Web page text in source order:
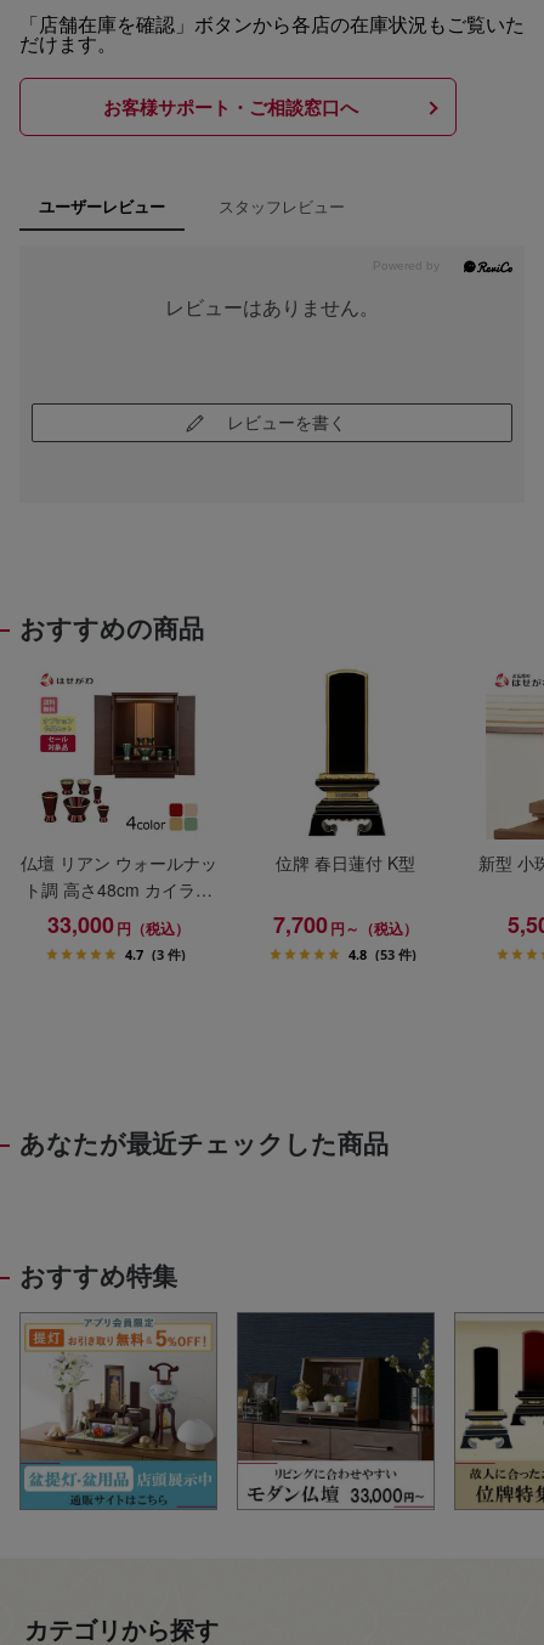
「店舗在庫を確認」ボタンから各店の在庫状況もご覧いた
だけます。
お客様サポート・ご相談窓口へ
ユーザーレビュー スタッフレビュー
レビューはありません。
レビューを書く
おすすめの商品
仏壇 リアン ウォールナッ
ト調 高さ48cm カイラ具
足セット
33,000円（税込）
4.7 (3 件)
位牌 春日蓮付 K型
7,700円～（税込）
4.8 (53 件)
新型 小
あなたが最近チェックした商品
おすすめ特集
カテゴリから探す